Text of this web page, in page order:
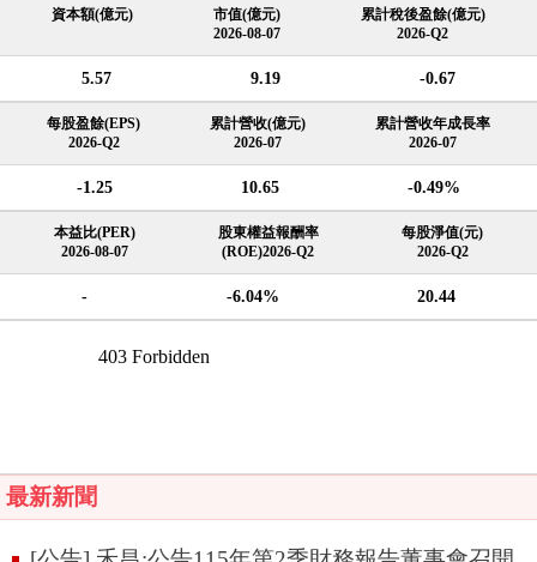
資本額(億元)
市值(億元)
2026-08-07
累計稅後盈餘(億元)
2026-Q2
5.57 9.19 -0.67
每股盈餘(EPS)
2026-Q2
累計營收(億元)
2026-07
累計營收年成長率
2026-07
-1.25 10.65 -0.49%
本益比(PER)
2026-08-07
股東權益報酬率
(ROE)2026-Q2
每股淨值(元)
2026-Q2
- -6.04% 20.44
最新新聞